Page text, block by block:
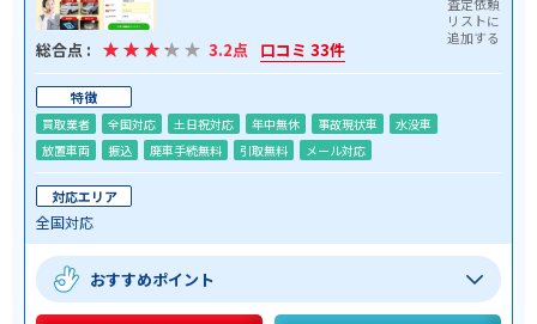
総合点 : 3.2点 口コミ 33件
特徴
買取業者 全国対応 土日祝対応 年中無休 事故現状車
水没車
放置車両
振込 廃車手続無料 引取無料 メール対応
対応エリア
全国対応
おすすめポイント